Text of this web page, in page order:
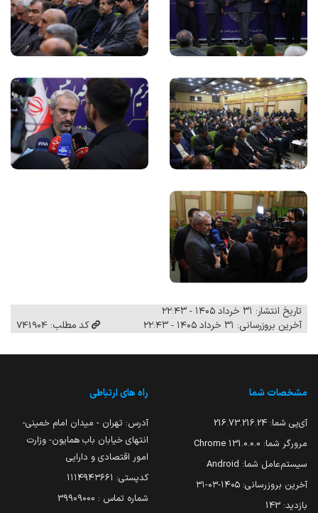
تاریخ انتشار: ۳۱ خرداد ۱۴۰۵ - ۲۲:۴۳
آخرین بروزرسانی: ۳۱ خرداد ۱۴۰۵ - ۲۲:۴۳
کد مطلب: 741904
مشخصات شما
آی‌پی شما: 216.73.216.24
مرورگر شما: 131.0.0.0 Chrome
سیستم‌عامل شما: Android
آخرین بروزرسانی: ۱۴۰۵-۰۳-۳۱
بازدید: 143
راه های ارتباطی
آدرس: تهران - میدان امام خمینی-
انتهای خیابان باب همایون- وزارت
امور اقتصادی و دارایی
کدپستی: ۱۱۱۴۹۴۳۶۶۱
شماره تماس : 39909000